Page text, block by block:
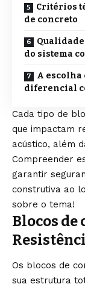
Critérios
de concreto
do sistema
A escolha
diferencial
Cada tipo de
que impactam
acústico, além
Compreender
garantir
construtiva ao
sobre o tema!
Blocos de
Os blocos de
sua estrutura